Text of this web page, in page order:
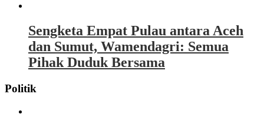
Sengketa Empat Pulau antara Aceh
dan Sumut, Wamendagri: Semua
Pihak Duduk Bersama
Politik